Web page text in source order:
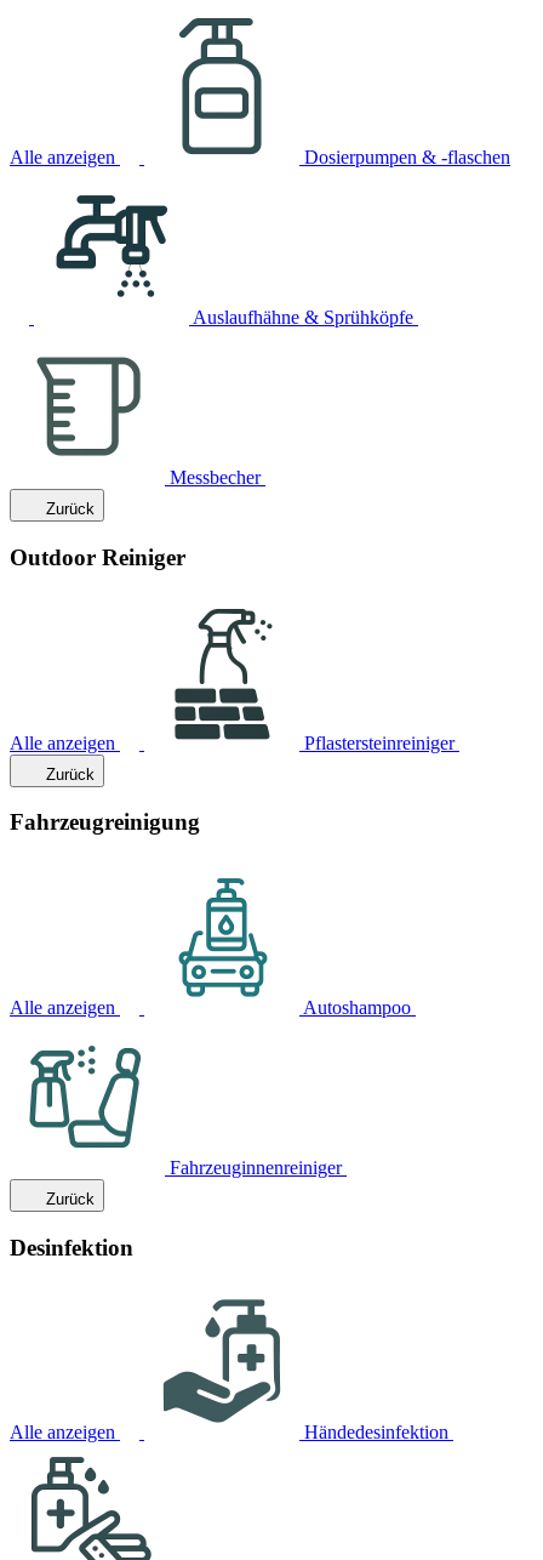
Alle anzeigen Dosierpumpen & -flaschen
Auslaufhähne & Sprühköpfe
Messbecher
Zurück
Outdoor Reiniger
Alle anzeigen Pflastersteinreiniger
Zurück
Fahrzeugreinigung
Alle anzeigen Autoshampoo
Fahrzeuginnenreiniger
Zurück
Desinfektion
Alle anzeigen Händedesinfektion